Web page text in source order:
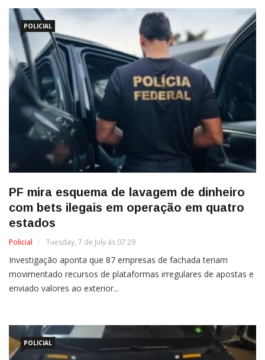
POLICIAL
PF mira esquema de lavagem de dinheiro
com bets ilegais em operação em quatro
estados
Policial Tuesday, 7 de July às 07:29
Investigação aponta que 87 empresas de fachada teriam
movimentado recursos de plataformas irregulares de apostas e
enviado valores ao exterior...
POLICIAL